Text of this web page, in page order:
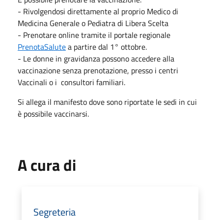
- Rivolgendosi direttamente al proprio Medico di
Medicina Generale o Pediatra di Libera Scelta
- Prenotare online tramite il portale regionale
PrenotaSalutea partire dal 1° ottobre.
- Le donne in gravidanza possono accedere alla
vaccinazione senza prenotazione, presso i centri
Vaccinali o i consultori familiari.
Si allega il manifesto dove sono riportate le sedi in cui
è possibile vaccinarsi.
A cura di
Segreteria